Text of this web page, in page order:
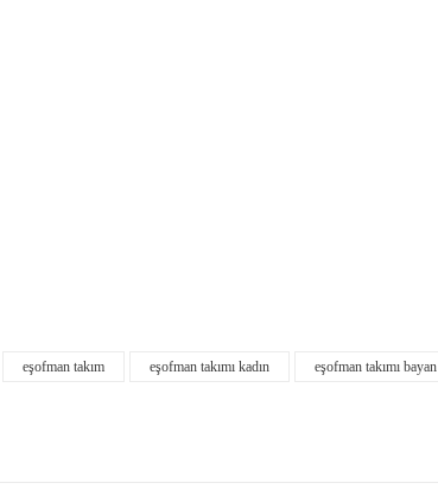
eşofman takım eşofman takımı kadın eşofman takımı bayan